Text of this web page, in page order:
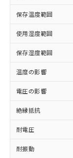
保存温度範囲
使用湿度範囲
保存湿度範囲
温度の影響
電圧の影響
絶縁抵抗
耐電圧
耐振動
ご利用く
本
商
(税
当
本
こ
在
記
タ
商品です。
対応予定
非含有に
調査・確
非含有
商品です。
非該当
害物質有
仕入先
いたもの
むを得ず
*EU RoHS
鉛(Pb)
※1 中
「○」：
基準値以
「×」：
基準値を
「－」
*中国
当
為
（
ま